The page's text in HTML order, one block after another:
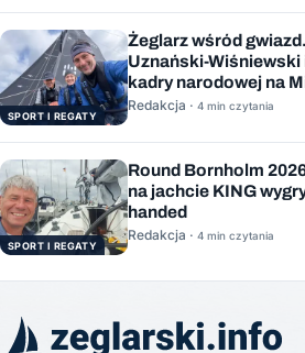
SPORT I REGATY
Żeglarz wśród
Uznański-Wiśniewski
kadry narodowej na
Stację Kosmiczną
Redakcja · 4 min czytania
SPORT I REGATY
Round Bornholm
na jachcie KING
handed
Redakcja · 4 min czytania